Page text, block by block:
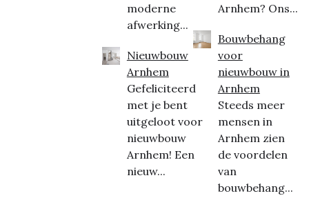
moderne
afwerking...
Nieuwbouw
Arnhem
Gefeliciteerd
met je bent
uitgeloot voor
nieuwbouw
Arnhem! Een
nieuw...
Arnhem? Ons...
Bouwbehang
voor
nieuwbouw in
Arnhem
Steeds meer
mensen in
Arnhem zien
de voordelen
van
bouwbehang...